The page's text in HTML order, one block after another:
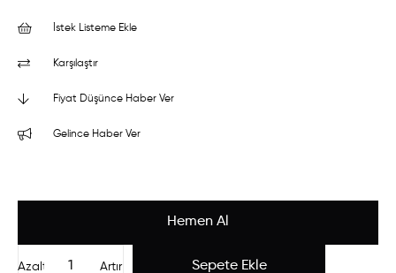
İstek Listeme Ekle
Karşılaştır
Fiyat Düşünce Haber Ver
Gelince Haber Ver
Artır
Azalt